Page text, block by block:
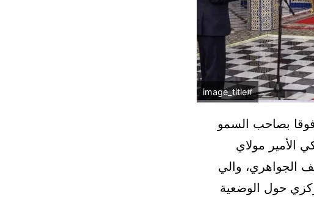
#image_title
بصاحب السمو
الأمير مولاي
الجواهري، والي
حول الوضعية